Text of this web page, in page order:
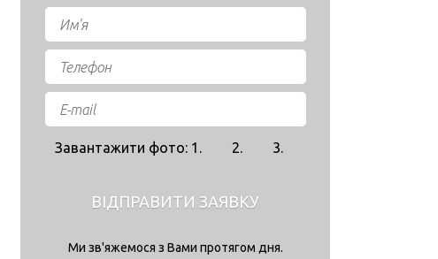
Завантажити фото: 1. 2. 3.
ВІДПРАВИТИ ЗАЯВКУ
Ми зв'яжемося з Вами протягом дня.